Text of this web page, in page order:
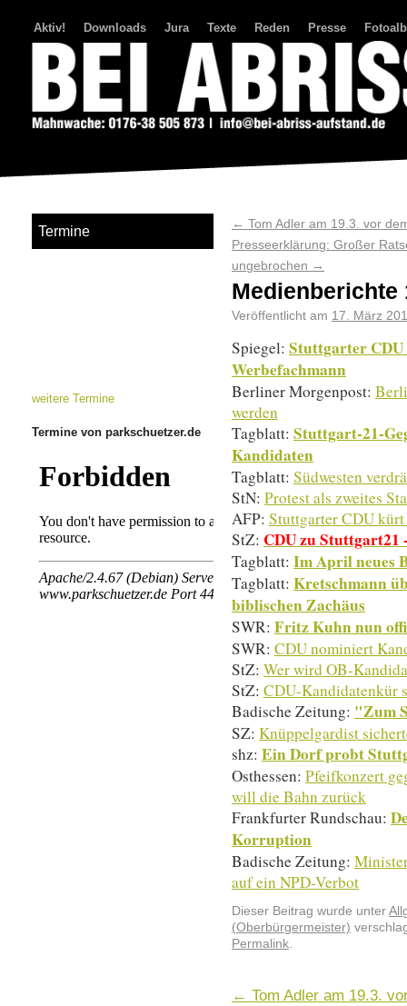
Aktiv! Downloads Jura Texte Reden Presse
← Tom Adler am 19.3. vor
Presseerklärung: Großer
ungebrochen →
Medienberichte
Veröffentlicht am 17. März
Spiegel: Stuttgarter
Werbefachmann
Berliner Morgenpost:
werden
Tagblatt: Stuttgart-21-
Kandidaten
Tagblatt: Südwesten
StN: Protest als zweites
AFP: Stuttgarter CDU
StZ: CDU zu Stuttgart21
Tagblatt: Im April neues
Tagblatt: Kretschmann
biblischen Zachäus
SWR: Fritz Kuhn nun
SWR: CDU nominiert
StZ: Wer wird OB-
StZ: CDU-Kandidatenkür
Badische Zeitung: "Zum
SZ: Knüppelgardist
shz: Ein Dorf probt
Osthessen: Pfeifkonzert
will die Bahn zurück
Frankfurter Rundschau:
Korruption
Badische Zeitung:
auf ein NPD-Verbot
Dieser Beitrag wurde unter
(Oberbürgermeister)
Permalink
← Tom Adler am 19.3.
Termine
weitere Termine
Termine von parkschuetzer.de